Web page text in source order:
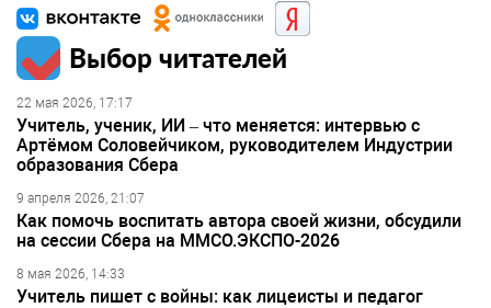
Выбор читателей
22 мая 2026, 17:17
Учитель, ученик, ИИ – что меняется: интервью с
Артёмом Соловейчиком, руководителем Индустрии
образования Сбера
9 апреля 2026, 21:07
Как помочь воспитать автора своей жизни, обсудили
на сессии Сбера на ММСО.ЭКСПО-2026
8 мая 2026, 14:33
Учитель пишет с войны: как лицеисты и педагог